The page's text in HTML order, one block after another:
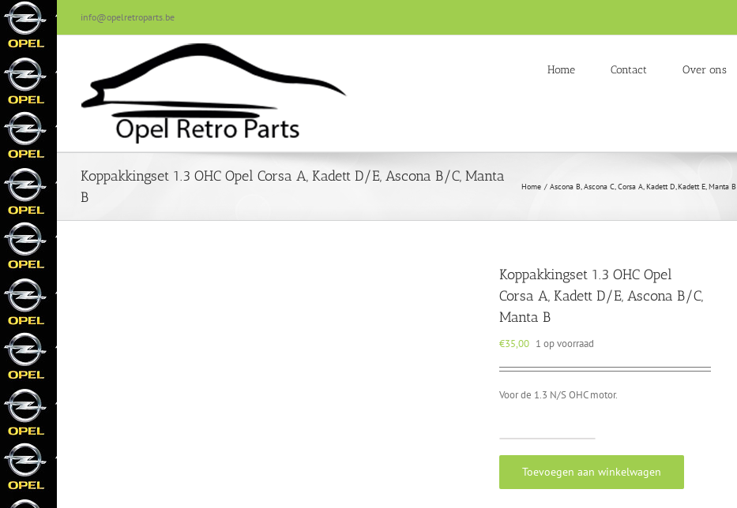
Skip
to
content
info@opelretroparts.be
Home Contact Over ons
Koppakkingset 1.3 OHC Opel Corsa A, Kadett D/E, Ascona B/C, Manta
B
Home Ascona B Ascona C Corsa A Kadett D Kadett E Manta B
Koppakkingset 1.3 OHC Opel
Corsa A, Kadett D/E, Ascona B/C,
Manta B
€35,00 1 op voorraad
Voor de 1.3 N/S OHC motor.
OHC
Opel
Toevoegen aan winkelwagen